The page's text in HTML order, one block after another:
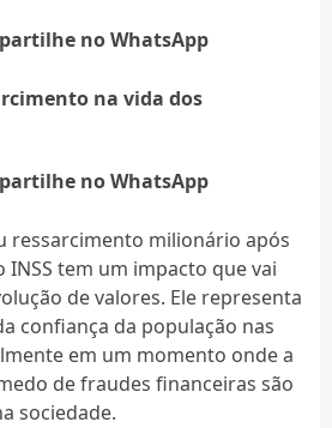
no WhatsApp
na vida dos
no WhatsApp
ressarcimento milionário após
INSS tem um impacto que vai
de valores. Ele representa
confiança da população nas
em um momento onde a
de fraudes financeiras são
sociedade.